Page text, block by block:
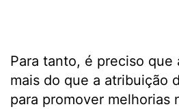
Para tanto, é preciso que
mais do que a atribuição
para promover melhorias